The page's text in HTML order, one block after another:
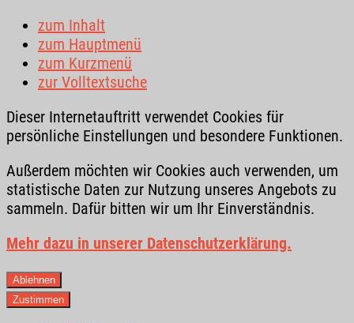
zum Inhalt
zum Hauptmenü
zum Kurzmenü
zur Volltextsuche
Dieser Internetauftritt verwendet Cookies für
persönliche Einstellungen und besondere Funktionen.
Außerdem möchten wir Cookies auch verwenden, um
statistische Daten zur Nutzung unseres Angebots zu
sammeln. Dafür bitten wir um Ihr Einverständnis.
Mehr dazu in unserer Datenschutzerklärung.
Ablehnen
Zustimmen